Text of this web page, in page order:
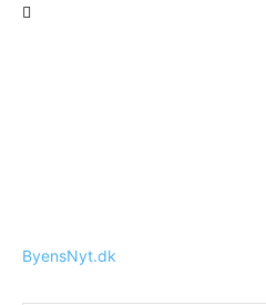
ByensNyt.dk